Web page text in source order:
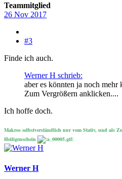
Teammitglied
26 Nov 2017
#3
Finde ich auch.
Werner H schrieb:
aber es könnten ja noch mehr
Zum Vergrößern anklicken....
Ich hoffe doch.
Makros selbstverständlich nur vom Stativ, und als
Heiligenschein
Werner H